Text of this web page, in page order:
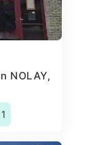
NOLAY,
1